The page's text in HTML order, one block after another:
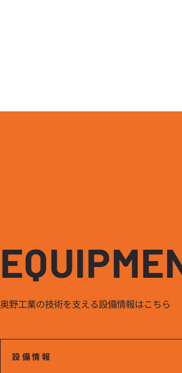
奥野工業の技術を支える設備情報はこちら
設備情報